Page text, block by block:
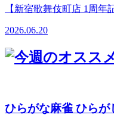
【新宿歌舞伎町店 1周年
2026.06.20
ひらがな麻雀 ひらが